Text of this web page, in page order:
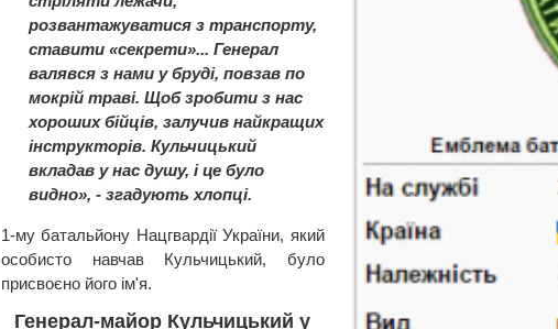
розвантажуватися з транспорту,
ставити «секрети»... Генерал
валявся з нами у бруді, повзав по
мокрій траві. Щоб зробити з нас
хороших бійців, залучив найкращих
інструкторів. Кульчицький
вкладав у нас душу, і це було
видно», - згадують хлопці.
1-му батальйону Нацгвардії України, який
особисто навчав Кульчицький, було
присвоєно його ім'я.
Генерал-майор Кульчицький у